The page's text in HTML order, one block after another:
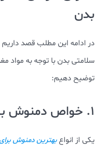
بدن
در ادامه این مطلب قصد داریم
سلامتی بدن با توجه به مواد
توضیح دهیم:
1. خواص دمنوش بابونه برای زنان
یکی از انواعبهترین دمنوش